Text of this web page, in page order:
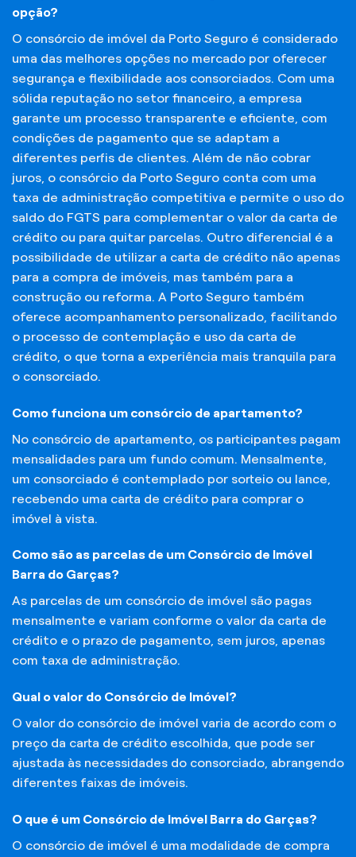
opção?
O consórcio de imóvel da Porto Seguro é considerado
uma das melhores opções no mercado por oferecer
segurança e flexibilidade aos consorciados. Com uma
sólida reputação no setor financeiro, a empresa
garante um processo transparente e eficiente, com
condições de pagamento que se adaptam a
diferentes perfis de clientes. Além de não cobrar
juros, o consórcio da Porto Seguro conta com uma
taxa de administração competitiva e permite o uso do
saldo do FGTS para complementar o valor da carta de
crédito ou para quitar parcelas. Outro diferencial é a
possibilidade de utilizar a carta de crédito não apenas
para a compra de imóveis, mas também para a
construção ou reforma. A Porto Seguro também
oferece acompanhamento personalizado, facilitando
o processo de contemplação e uso da carta de
crédito, o que torna a experiência mais tranquila para
o consorciado.
Como funciona um consórcio de apartamento?
No consórcio de apartamento, os participantes pagam
mensalidades para um fundo comum. Mensalmente,
um consorciado é contemplado por sorteio ou lance,
recebendo uma carta de crédito para comprar o
imóvel à vista.
Como são as parcelas de um Consórcio de Imóvel
Barra do Garças?
As parcelas de um consórcio de imóvel são pagas
mensalmente e variam conforme o valor da carta de
crédito e o prazo de pagamento, sem juros, apenas
com taxa de administração.
Qual o valor do Consórcio de Imóvel?
O valor do consórcio de imóvel varia de acordo com o
preço da carta de crédito escolhida, que pode ser
ajustada às necessidades do consorciado, abrangendo
diferentes faixas de imóveis.
O que é um Consórcio de Imóvel Barra do Garças?
O consórcio de imóvel é uma modalidade de compra